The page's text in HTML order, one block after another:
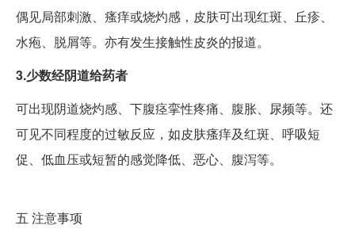
偶见局部刺激、瘙痒或烧灼感，皮肤可出现红斑、丘疹、
水疱、脱屑等。亦有发生接触性皮炎的报道。
3.少数经阴道给药者
可出现阴道烧灼感、下腹痉挛性疼痛、腹胀、尿频等。还
可见不同程度的过敏反应，如皮肤瘙痒及红斑、呼吸短
促、低血压或短暂的感觉降低、恶心、腹泻等。
五 注意事项